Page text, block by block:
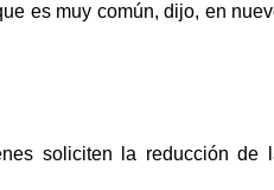
es muy común, dijo, en
soliciten la reducción de